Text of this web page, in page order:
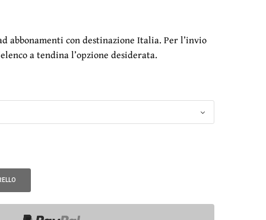
abbonamenti con destinazione Italia. Per l’invio
a tendina l’opzione desiderata.